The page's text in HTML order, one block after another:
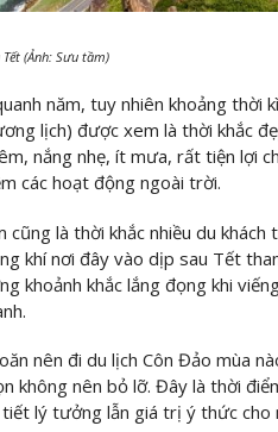
(Ảnh: Sưu tầm)
năm, tuy nhiên khoảng thời
lịch) được xem là thời khắc
nắng nhẹ, ít mưa, rất tiện lợi
các hoạt động ngoài trời.
là thời khắc nhiều du
khí nơi đây vào dịp sau Tết
khoảnh khắc lắng đọng khi
nên đi du lịch Côn Đảo mùa
không nên bỏ lỡ. Đây là thời
tiết lý tưởng lẫn giá trị ý thức